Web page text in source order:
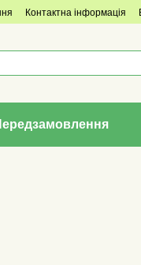
Контактна інформація